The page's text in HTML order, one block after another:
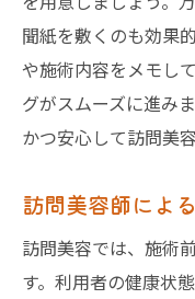
聞紙を敷くのも効果
や施術内容をメモし
グがスムーズに進み
かつ安心して訪問美
訪問美容師によ
訪問美容では、施術
す。利用者の健康状